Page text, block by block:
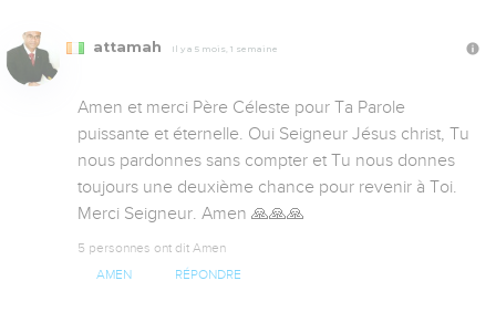
attamah Il y a 5 mois, 1 semaine
Amen et merci Père Céleste pour Ta Parole
puissante et éternelle. Oui Seigneur Jésus christ, Tu
nous pardonnes sans compter et Tu nous donnes
toujours une deuxième chance pour revenir à Toi.
Merci Seigneur. Amen 🙏🙏🙏
5 personnes ont dit Amen
AMEN RÉPONDRE